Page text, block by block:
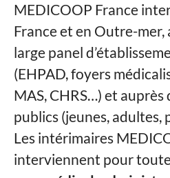
MEDICOOP France
France et en Outre-mer,
large panel
(EHPAD, foyers
MAS, CHRS…) et
publics (jeunes, adultes,
Les intérimaires
interviennent pour